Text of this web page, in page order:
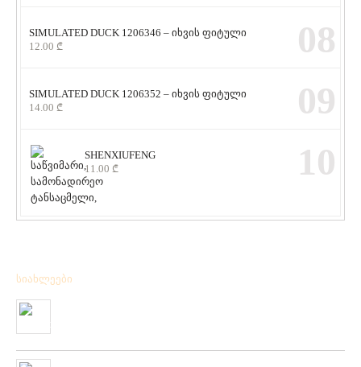
SIMULATED DUCK 1206346 – იხვის ფიტული
12.00 ₾ 08
SIMULATED DUCK 1206352 – იხვის ფიტული
14.00 ₾ 09
SHENXIUFENG
11.00 ₾ 10
სიახლეები